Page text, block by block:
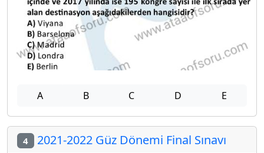
A B C D E
4 2021-2022 Güz Dönemi Final Sınavı